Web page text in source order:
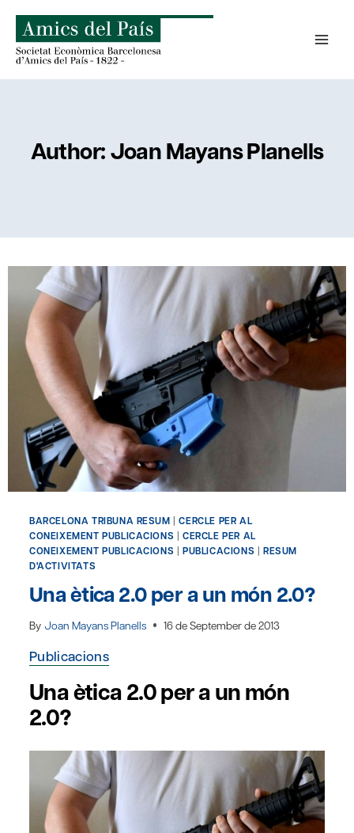
content
Author: Joan Mayans Planells
BARCELONA TRIBUNA RESUM |CERCLE PER AL
CONEIXEMENT PUBLICACIONS |CERCLE PER AL
CONEIXEMENT PUBLICACIONS |PUBLICACIONS |RESUM
D'ACTIVITATS
Una ètica 2.0 per a un món 2.0?
By Joan Mayans Planells 16 de September de 2013
Publicacions
Una ètica 2.0 per a un món
2.0?